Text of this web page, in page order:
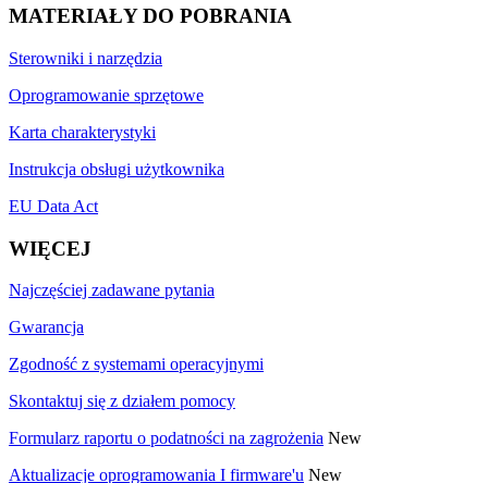
MATERIAŁY DO POBRANIA
Sterowniki i narzędzia
Oprogramowanie sprzętowe
Karta charakterystyki
Instrukcja obsługi użytkownika
EU Data Act
WIĘCEJ
Najczęściej zadawane pytania
Gwarancja
Zgodność z systemami operacyjnymi
Skontaktuj się z działem pomocy
Formularz raportu o podatności na zagrożenia New
Aktualizacje oprogramowania I firmware'u New